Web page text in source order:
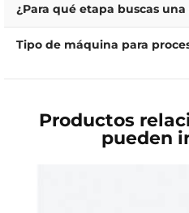
¿Para qué etapa buscas una
Tipo de máquina para
Productos
pueden